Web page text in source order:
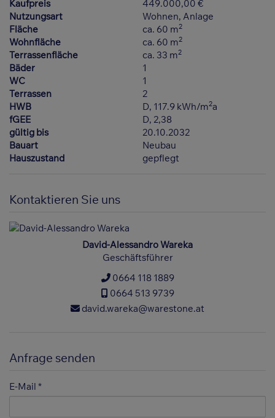
Kaufpreis
449.000,00 €
Nutzungsart
Wohnen Anlage
Fläche
ca. 60 m2
Wohnfläche ca. 60 m2
Terrassenfläche ca. 33 m2
Bäder
1
WC
1
Terrassen
2
HWB
D, 117.9 kWh/m2a
fGEE
D, 2,38
gültig bis
20.10.2032
Bauart
Neubau
Hauszustand
gepflegt
Kontaktieren Sie uns
David-Alessandro Wareka
Geschäftsführer
0664 118 1889
0664 513 9739
david.wareka@warestone.at
Anfrage senden
E-Mail